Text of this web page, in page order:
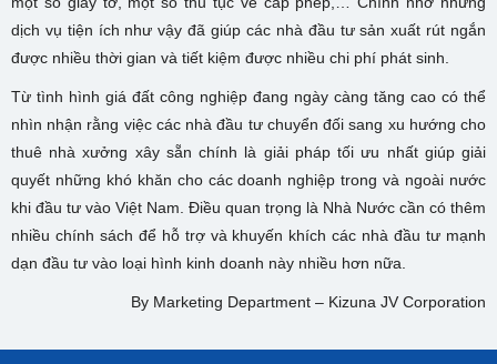
dịch vụ tiện ích như vậy đã giúp các nhà đầu tư sản xuất rút ngắn
được nhiều thời gian và tiết kiệm được nhiều chi phí phát sinh.
Từ tình hình giá đất công nghiệp đang ngày càng tăng cao có thể
nhìn nhận rằng việc các nhà đầu tư chuyển đối sang xu hướng cho
thuê nhà xưởng xây sẵn chính là giải pháp tối ưu nhất giúp giải
quyết những khó khăn cho các doanh nghiệp trong và ngoài nước
khi đầu tư vào Việt Nam. Điều quan trọng là Nhà Nước cần có thêm
nhiều chính sách để hỗ trợ và khuyến khích các nhà đầu tư mạnh
dạn đầu tư vào loại hình kinh doanh này nhiều hơn nữa.
By Marketing Department – Kizuna JV Corporation